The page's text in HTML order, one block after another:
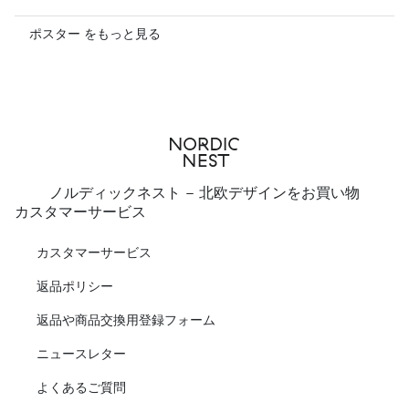
ポスター をもっと見る
ノルディックネスト - 北欧デザインをお買い物
カスタマーサービス
カスタマーサービス
返品ポリシー
返品や商品交換用登録フォーム
ニュースレター
よくあるご質問